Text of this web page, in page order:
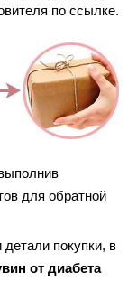
по ссылке.
для обратной
покупки, в
от диабета